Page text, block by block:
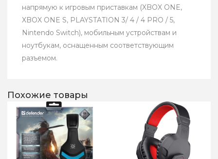
напрямую к игровым приставкам (XBOX ONE,
XBOX ONE S, PLAYSTATION 3/ 4 / 4 PRO / 5,
Nintendo Switch), мобильным устройствам и
ноутбукам, оснащенным соответствующим
разъемом.
Похожие товары